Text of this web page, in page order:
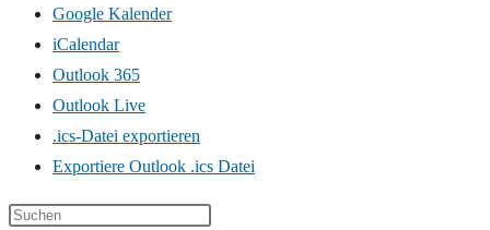
Google Kalender
iCalendar
Outlook 365
Outlook Live
.ics-Datei exportieren
Exportiere Outlook .ics Datei